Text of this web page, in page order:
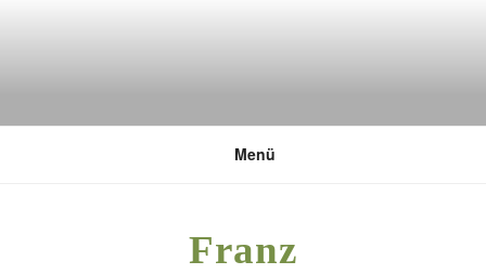
DEUTSCHE UMWELTSTIFTUNG
Menü
Franz